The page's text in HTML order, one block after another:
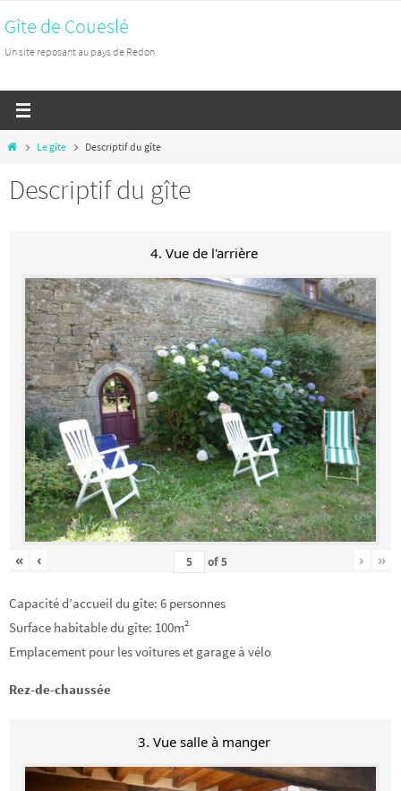
vers
le
Gîte de Coueslé
Un site reposant au pays de Redon
HomeLe gîte Descriptif du gîte
Descriptif du gîte
4. Vue de l'arrière
« ‹ of5 › »
Capacité d’accueil du gîte: 6 personnes
Surface habitable du gîte: 100m²
Emplacement pour les voitures et garage à vélo
Rez-de-chaussée
3. Vue salle à manger